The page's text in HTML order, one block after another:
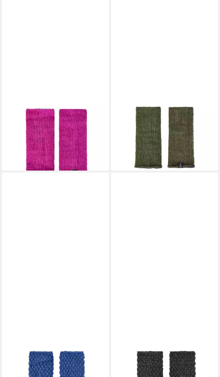
glatt AS776 (1 Paar, 1-St., 1
Paar) praktisches Daumenloch
22,90 €
(22,90 €/ 1 Paar)
lieferbar - in 3-4 Werktagen bei dir
Armstulpen THC Armstulpen
glatt AS778 (1 Paar, 1-St., 1
Paar) praktisches Daumenloch
22,90 €
(22,90 €/ 1 Paar)
lieferbar - in 3-4 Werktagen bei dir
Perl AP773 (1 Paar, 1-St., 1
Paar) praktisches Daumenloch
Perl AP774 (1 Paar, 1-St., 1
Paar) praktisches Daumenloch